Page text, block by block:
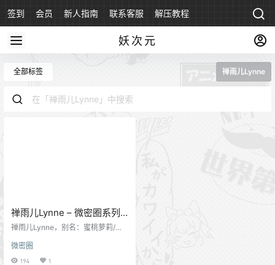
签到 会员 新人指南 联系客服 解压教程
妖次元
全部标签 禅雨儿Lynne
禅雨儿Lynne – 微密圈系列
套图&视频
禅雨儿Lynne，别名：蜜桃萝莉/女
位身材好到炸的小姐姐，尤其是那
大胯，看着就不错，妹子还很年
微密圈
194 1